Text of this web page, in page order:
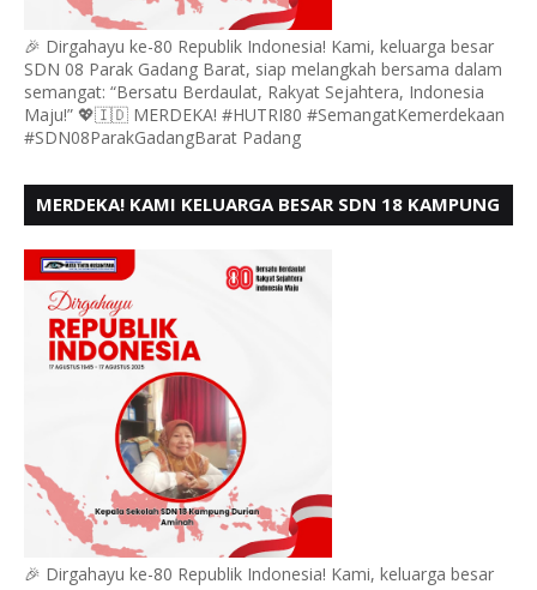
🎉 Dirgahayu ke-80 Republik Indonesia! Kami, keluarga besar
SDN 08 Parak Gadang Barat, siap melangkah bersama dalam
semangat: “Bersatu Berdaulat, Rakyat Sejahtera, Indonesia
Maju!” 💖🇮🇩 MERDEKA! #HUTRI80 #SemangatKemerdekaan
#SDN08ParakGadangBarat Padang
MERDEKA! KAMI KELUARGA BESAR SDN 18 KAMPUNG
🎉 Dirgahayu ke-80 Republik Indonesia! Kami, keluarga besar